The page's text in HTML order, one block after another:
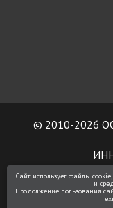
© 2010-2026
Сайт использует файлы
и
Продолжение пользования